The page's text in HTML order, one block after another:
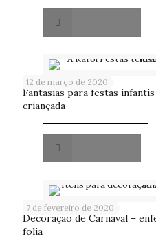
12 de março de 2020
Fantasias para festas
criançada
7 de fevereiro de 2020
Decoração de Carnaval –
folia